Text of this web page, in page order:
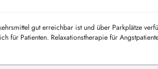
gut erreichbar ist und über Parkplätze
für Patienten. Relaxationstherapie für